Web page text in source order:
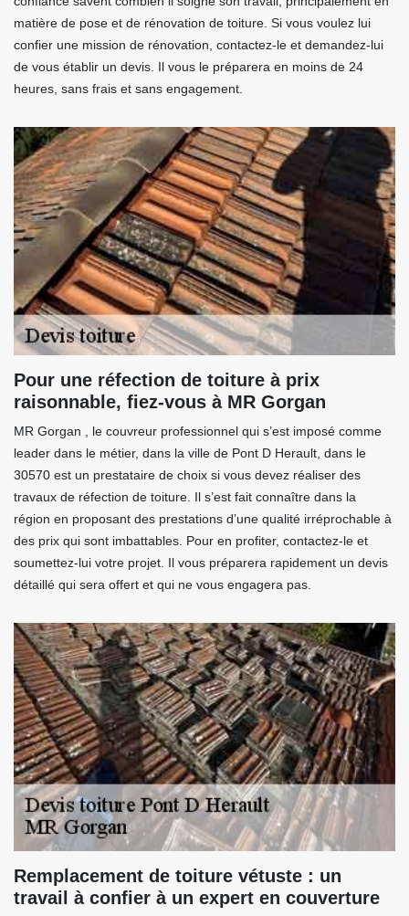
matière de pose et de rénovation de toiture. Si vous voulez lui
confier une mission de rénovation, contactez-le et demandez-lui
de vous établir un devis. Il vous le préparera en moins de 24
heures, sans frais et sans engagement.
Pour une réfection de toiture à prix
raisonnable, fiez-vous à MR Gorgan
MR Gorgan , le couvreur professionnel qui s’est imposé comme
leader dans le métier, dans la ville de Pont D Herault, dans le
30570 est un prestataire de choix si vous devez réaliser des
travaux de réfection de toiture. Il s’est fait connaître dans la
région en proposant des prestations d’une qualité irréprochable à
des prix qui sont imbattables. Pour en profiter, contactez-le et
soumettez-lui votre projet. Il vous préparera rapidement un devis
détaillé qui sera offert et qui ne vous engagera pas.
Remplacement de toiture vétuste : un
travail à confier à un expert en couverture